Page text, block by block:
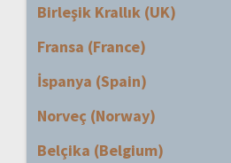
Birleşik Krallık (UK)
Fransa (France)
İspanya (Spain)
Norveç (Norway)
Belçika (Belgium)